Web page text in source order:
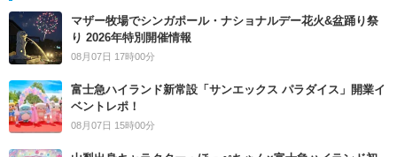
マザー牧場でシンガポール・ナショナルデー花火&盆踊り祭
り 2026年特別開催情報
08月07日 17時00分
富士急ハイランド新常設「サンエックス パラダイス」開業イ
ベントレポ！
08月07日 15時00分